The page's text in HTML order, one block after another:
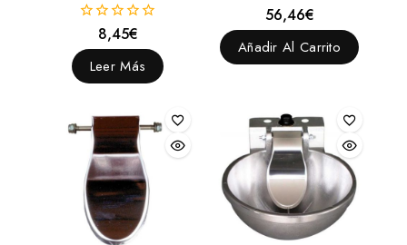
fuera
de
8,45€
Leer Más
fuera
de
5
56,46€
Añadir Al Carrito